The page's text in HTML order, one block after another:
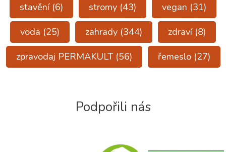
stavění(6) stromy (43) vegan (31)
voda (25) zahrady (344) zdraví(8)
zpravodaj PERMAKULT(56) řemeslo(27)
Podpořili nás